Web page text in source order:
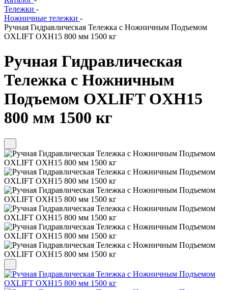
Тележки -
Ножничные тележки -
Ручная Гидравлическая Тележка с Ножничным Подъемом
OXLIFT OXH15 800 мм 1500 кг
Ручная Гидравлическая
Тележка с Ножничным
Подъемом OXLIFT OXH15
800 мм 1500 кг